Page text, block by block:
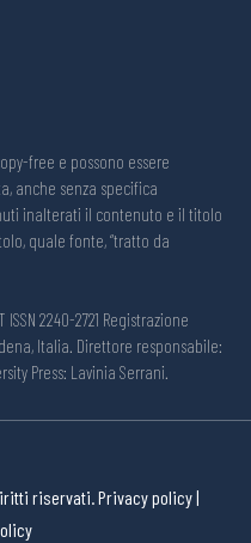
free e possono essere
anche senza specifica
inalterati il contenuto e il titolo
quale fonte, “tratto da
2240-2721 Registrazione
Italia. Direttore responsabile:
Press: Lavinia Serrani.
riservati.Privacy policy|